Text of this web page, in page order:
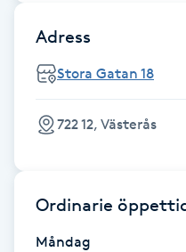
Hollywood Peel
Hot Stone Massage
Hot yoga
Adress
Stora Gatan 18
722 12, Västerås
Ordinarie
Måndag